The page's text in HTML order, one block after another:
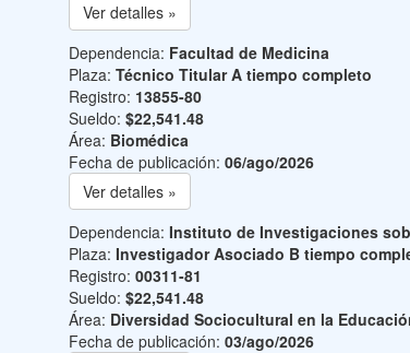
Ver detalles »
Dependencia: Facultad de Medicina
Plaza: Técnico Titular A tiempo completo
Registro: 13855-80
Sueldo: $22,541.48
Área: Biomédica
Fecha de publicación: 06/ago/2026
Ver detalles »
Dependencia: Instituto de Investigaciones
Plaza: Investigador Asociado B tiempo
Registro: 00311-81
Sueldo: $22,541.48
Área: Diversidad Sociocultural en la
Fecha de publicación: 03/ago/2026